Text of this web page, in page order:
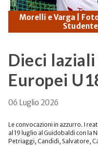
Morelli e Varga |
Dieci
Europei
06 Luglio 2026
Le convocazioni in azzurro. I
al 19 luglio al Guidobaldi con la
Petriaggi, Candidi, Salvatore,